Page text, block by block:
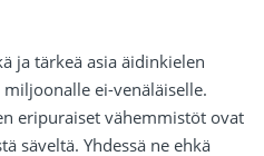
ja tärkeä asia äidinkielen
ei-venäläiselle.
eripuraiset vähemmistöt ovat
säveltä. Yhdessä ne ehkä